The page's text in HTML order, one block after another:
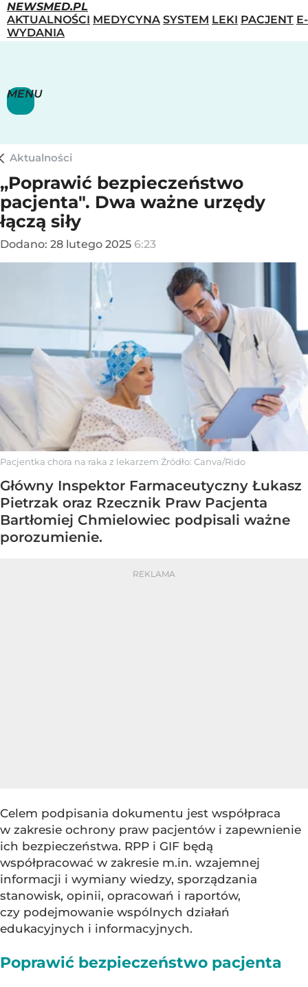
NEWSMED.PL
AKTUALNOŚCI MEDYCYNA SYSTEM LEKI PACJENT E-
WYDANIA
MENU
Aktualności
„Poprawić bezpieczeństwo
pacjenta". Dwa ważne urzędy
łączą siły
Dodano: 28 lutego 2025 6:23
Pacjentka chora na raka z lekarzem Źródło: Canva/Rido
Główny Inspektor Farmaceutyczny Łukasz
Pietrzak oraz Rzecznik Praw Pacjenta
Bartłomiej Chmielowiec podpisali ważne
porozumienie.
Celem podpisania dokumentu jest współpraca
w zakresie ochrony praw pacjentów i zapewnienie
ich bezpieczeństwa. RPP i GIF będą
współpracować w zakresie m.in. wzajemnej
informacji i wymiany wiedzy, sporządzania
stanowisk, opinii, opracowań i raportów,
czy podejmowanie wspólnych działań
edukacyjnych i informacyjnych.
Poprawić bezpieczeństwo pacjenta